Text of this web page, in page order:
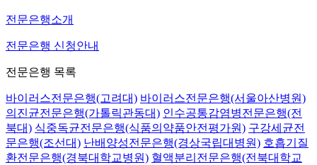
전문은행소개
전문은행 신청안내
전문은행 목록
바이러스전문은행(고려대) 바이러스전문은행(서울아산병원)
의진균전문은행(가톨릭관동대) 인수공통감염병전문은행(전
북대) 식중독균전문은행(식품의약품안전평가원) 구강세균전
문은행(조선대) 난배양성전문은행(경상국립대병원) 호흡기질
환전문은행(경북대학교병원) 혈액분리전문은행(전북대학교